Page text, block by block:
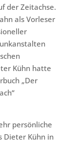
der Zeitachse.
als Vorleser
Kühn hatte
„Der
persönliche
Dieter Kühn in